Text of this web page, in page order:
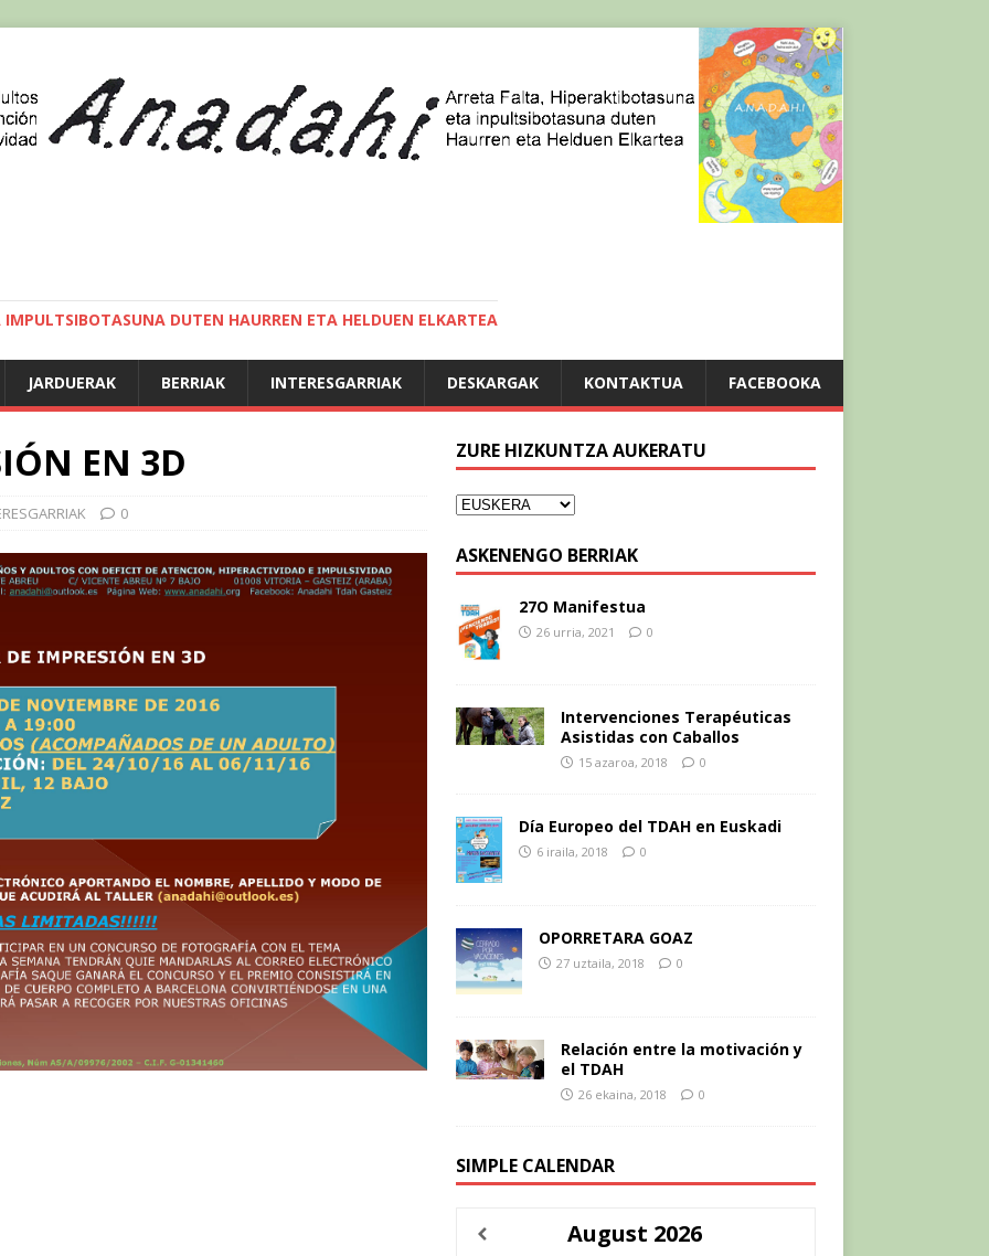
DUTEN HAURREN ETA HELDUEN ELKARTEA
JARDUERAK BERRIAK INTERESGARRIAK DESKARGAK KONTAKTUA FACEBOOKA
EN 3D
0
ZURE HIZKUNTZA AUKERATU
ASKENENGO BERRIAK
27O Manifestua
26 urria, 2021 0
Intervenciones Terapéuticas
Asistidas con Caballos
15 azaroa, 2018 0
Día Europeo del TDAH en Euskadi
6 iraila, 2018 0
OPORRETARA GOAZ
27 uztaila, 2018 0
Relación entre la motivación y
el TDAH
26 ekaina, 2018 0
SIMPLE CALENDAR
August 2026